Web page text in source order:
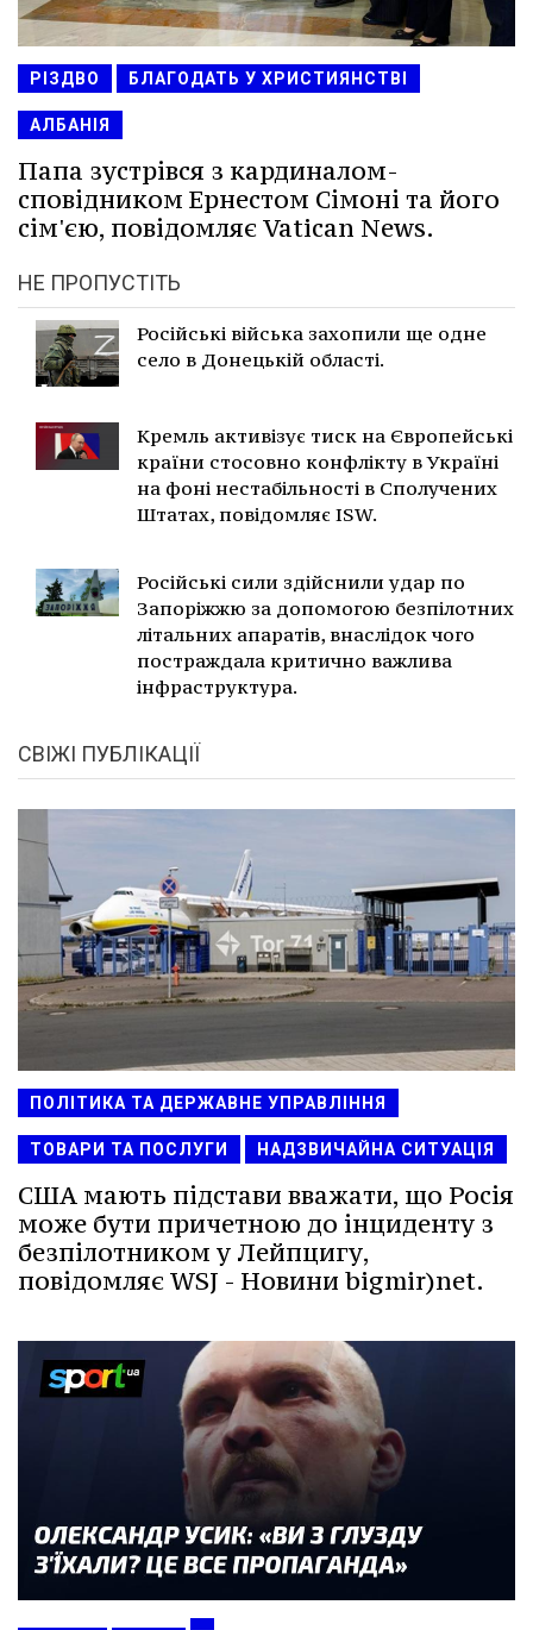
РІЗДВО БЛАГОДАТЬ У ХРИСТИЯНСТВІ
АЛБАНІЯ
Папа зустрівся з кардиналом-
сповідником Ернестом Сімоні та його
сім'єю, повідомляє Vatican News.
НЕ ПРОПУСТІТЬ
Російські війська захопили ще одне
село в Донецькій області.
Кремль активізує тиск на Європейські
країни стосовно конфлікту в Україні
на фоні нестабільності в Сполучених
Штатах, повідомляє ISW.
Російські сили здійснили удар по
Запоріжжю за допомогою безпілотних
літальних апаратів, внаслідок чого
постраждала критично важлива
інфраструктура.
СВІЖІ ПУБЛІКАЦІЇ
ПОЛІТИКА ТА ДЕРЖАВНЕ УПРАВЛІННЯ
ТОВАРИ ТА ПОСЛУГИ НАДЗВИЧАЙНА СИТУАЦІЯ
США мають підстави вважати, що Росія
може бути причетною до інциденту з
безпілотником у Лейпцигу,
повідомляє WSJ - Новини bigmir)net.